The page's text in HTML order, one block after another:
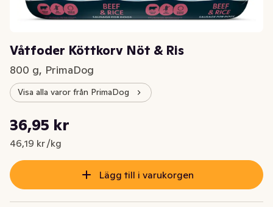
Våtfoder Köttkorv Nöt & Ris
800 g, PrimaDog
Visa alla varor från PrimaDog
Nuvarande pris är: 36,95 kr
36,95 kr
46,19 kr /kg
Styckpris: 46,19 kr /kg
Lägg till i varukorgen